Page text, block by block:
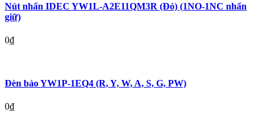
Nút nhấn IDEC YW1L-A2E11QM3R (Đỏ) (1NO-1NC nhấn
giữ)
0₫
Đèn báo YW1P-1EQ4 (R, Y, W, A, S, G, PW)
0₫